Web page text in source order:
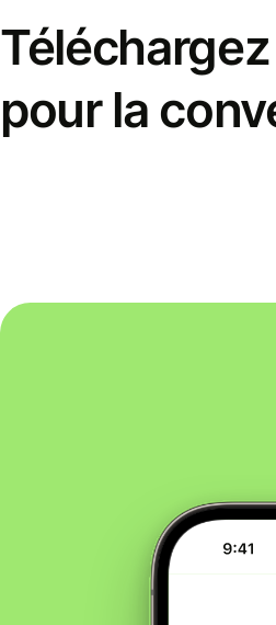
pour la